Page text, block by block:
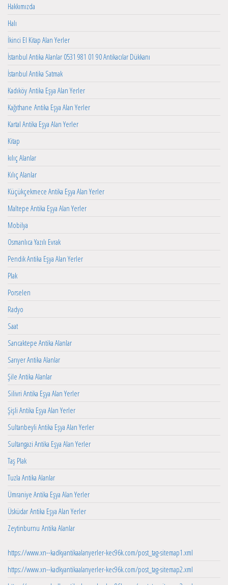
Hakkımızda
Halı
İkinci El Kitap Alan Yerler
İstanbul Antika Alanlar 0531 981 01 90 Antikacılar Dükkanı
İstanbul Antika Satmak
Kadıköy Antika Eşya Alan Yerler
Kağıthane Antika Eşya Alan Yerler
Kartal Antika Eşya Alan Yerler
Kitap
kılıç Alanlar
Kılıç Alanlar
Küçükçekmece Antika Eşya Alan Yerler
Maltepe Antika Eşya Alan Yerler
Mobilya
Osmanlıca Yazılı Evrak
Pendik Antika Eşya Alan Yerler
Plak
Porselen
Radyo
Saat
Sancaktepe Antika Alanlar
Sarıyer Antika Alanlar
Şile Antika Alanlar
Silivri Antika Eşya Alan Yerler
Şişli Antika Eşya Alan Yerler
Sultanbeyli Antika Eşya Alan Yerler
Sultangazi Antika Eşya Alan Yerler
Taş Plak
Tuzla Antika Alanlar
Ümraniye Antika Eşya Alan Yerler
Üsküdar Antika Eşya Alan Yerler
Zeytinburnu Antika Alanlar
https://www.xn--kadkyantikaalanyerler-kec96k.com/post_tag-sitemap1.xml
https://www.xn--kadkyantikaalanyerler-kec96k.com/post_tag-sitemap2.xml